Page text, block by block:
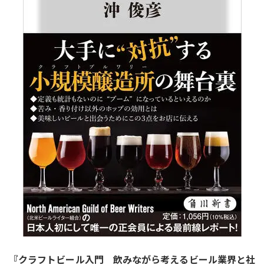
『クラフトビール入門 飲みながら考えるビール業界と社